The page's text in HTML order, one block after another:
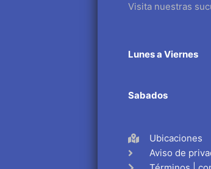
Visita nuestras
Lunes a Viernes
Sabados
Ubicaciones
Aviso de